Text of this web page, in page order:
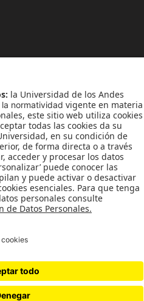
23 de febrero de 1949 MinJusticia.